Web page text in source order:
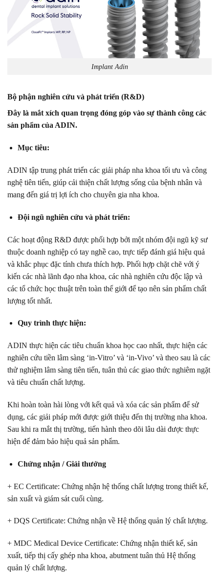
Implant Adin
Bộ phận nghiên cứu và phát triển (R&D)
Đây là mắt xích quan trọng đóng góp vào sự thành công các
sản phẩm của ADIN.
Mục tiêu:
ADIN tập trung phát triển các giải pháp nha khoa tối ưu và công
nghệ tiên tiến, giúp cải thiện chất lượng sống của bệnh nhân và
mang đến giá trị lợi ích cho chuyên gia nha khoa.
Đội ngũ nghiên cứu và phát triển:
Các hoạt động R&D được phối hợp bởi một nhóm đội ngũ kỹ sư
thuộc doanh nghiệp có tay nghề cao, trực tiếp đánh giá hiệu quả
và khắc phục đặc tính chưa thích hợp. Phối hợp chặt chẽ với ý
kiến các nhà lãnh đạo ​​nha khoa, các nhà nghiên cứu độc lập và
các tổ chức học thuật trên toàn thế giới để tạo nên sản phẩm chất
lượng tốt nhất.
Quy trình thực hiện:
ADIN thực hiện các tiêu chuẩn khoa học cao nhất, thực hiện các
nghiên cứu tiền lâm sàng ‘in-Vitro’ và ‘in-Vivo’ và theo sau là các
thử nghiệm lâm sàng tiên tiến, tuân thủ các giao thức nghiêm ngặt
và tiêu chuẩn chất lượng.
Khi hoàn toàn hài lòng với kết quả và xóa các sản phẩm để sử
dụng, các giải pháp mới được giới thiệu đến thị trường nha khoa.
Sau khi ra mắt thị trường, tiến hành theo dõi lâu dài được thực
hiện để đảm bảo hiệu quả sản phẩm.
Chứng nhận / Giải thưởng
+ EC Certificate: Chứng nhận hệ thống chất lượng trong thiết kế,
sản xuất và giám sát cuối cùng.
+ DQS Certificate: Chứng nhận về Hệ thống quản lý chất lượng.
+ MDC Medical Device Certificate: Chứng nhận thiết kế, sản
xuất, tiếp thị cấy ghép nha khoa, abutment tuân thủ Hệ thống
quản lý chất lượng.